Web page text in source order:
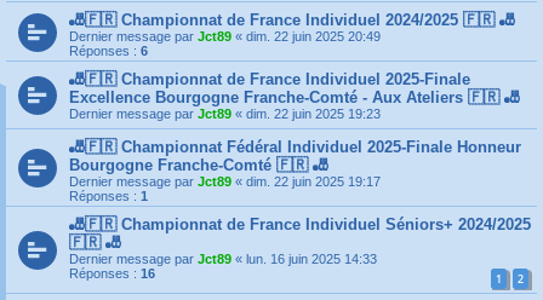
🎳🇫🇷 Championnat de France Individuel 2024/2025 🇫🇷 🎳
Dernier message par Jct89 « dim. 22 juin 2025 20:49
Réponses : 6
🎳🇫🇷 Championnat de France Individuel 2025-Finale
Excellence Bourgogne Franche-Comté - Aux Ateliers 🇫🇷 🎳
Dernier message par Jct89 « dim. 22 juin 2025 19:23
🎳🇫🇷 Championnat Fédéral Individuel 2025-Finale Honneur
Bourgogne Franche-Comté 🇫🇷 🎳
Dernier message par Jct89 « dim. 22 juin 2025 19:17
Réponses : 1
🎳🇫🇷 Championnat de France Individuel Séniors+ 2024/2025
🇫🇷 🎳
Dernier message par Jct89 « lun. 16 juin 2025 14:33
Réponses : 16 1 2